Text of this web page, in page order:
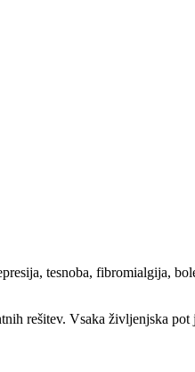
tesnoba, fibromialgija,
rešitev. Vsaka življenjska pot